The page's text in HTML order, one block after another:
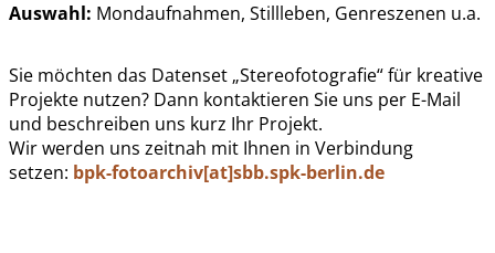
Auswahl: Mondaufnahmen, Stillleben, Genreszenen u.a.
Sie möchten das Datenset „Stereofotografie“ für kreative
Projekte nutzen? Dann kontaktieren Sie uns per E-Mail
und beschreiben uns kurz Ihr Projekt.
Wir werden uns zeitnah mit Ihnen in Verbindung
setzen: bpk-fotoarchiv[at]sbb.spk-berlin.de